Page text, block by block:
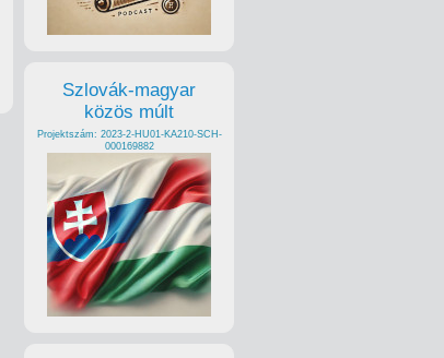
Szlovák-magyar
közös múlt
Projektszám: 2023-2-HU01-KA210-SCH-
000169882